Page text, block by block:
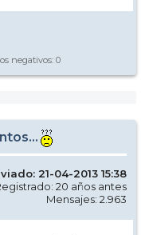
negativos: 0
21-04-2013 15:38
20 años antes
Mensajes: 2.963